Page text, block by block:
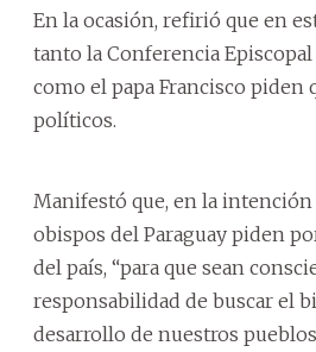
En la ocasión, refirió que en
tanto la Conferencia Episcopal
como el papa Francisco piden
políticos.
Manifestó que, en la intención
obispos del Paraguay piden
del país, “para que sean
responsabilidad de buscar el
desarrollo de nuestros